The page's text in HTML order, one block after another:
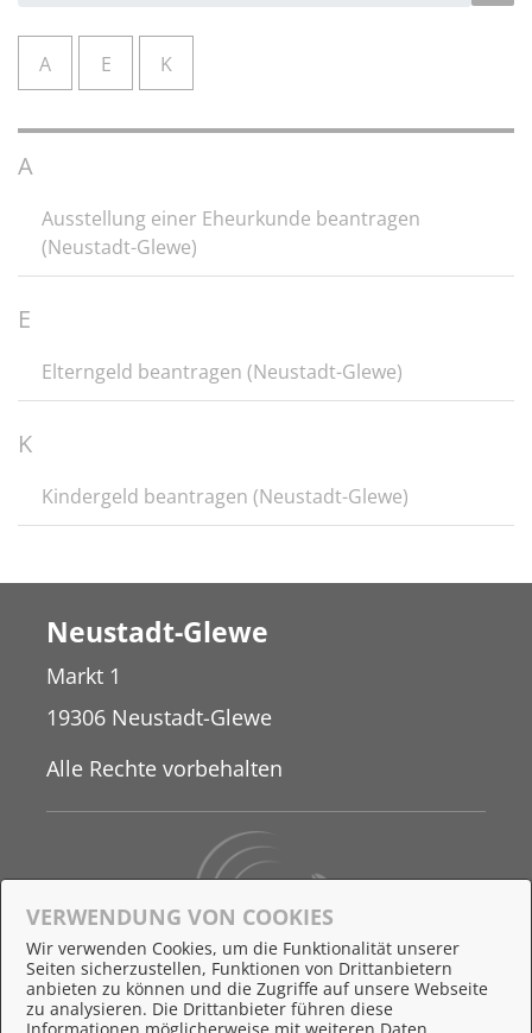
A E K
A
Ausstellung einer Eheurkunde beantragen
(Neustadt-Glewe)
E
Elterngeld beantragen (Neustadt-Glewe)
K
Kindergeld beantragen (Neustadt-Glewe)
Behördennummer 115
Neustadt-Glewe
Markt 1
19306 Neustadt-Glewe
Alle Rechte vorbehalten
VERWENDUNG VON COOKIES
Wir verwenden Cookies, um die Funktionalität unserer
Seiten sicherzustellen, Funktionen von Drittanbietern
anbieten zu können und die Zugriffe auf unsere Webseite
zu analysieren. Die Drittanbieter führen diese